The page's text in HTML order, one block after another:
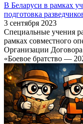
В Беларуси в рамках
подготовка
3 сентября 2023
Специальные учения
рамках совместного
Организации
«Боевое братство —